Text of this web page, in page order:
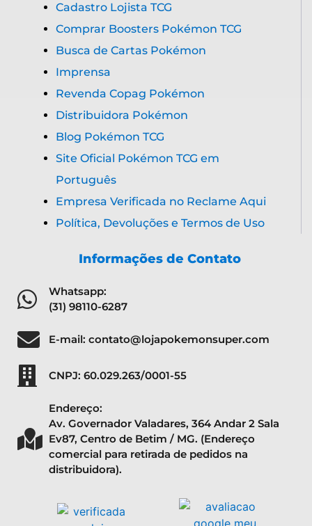
Cadastro Lojista TCG
Comprar Boosters Pokémon TCG
Busca de Cartas Pokémon
Imprensa
Revenda Copag Pokémon
Distribuidora Pokémon
Blog Pokémon TCG
Site Oficial Pokémon TCG em
Português
Empresa Verificada no Reclame Aqui
Política, Devoluções e Termos de Uso
Informações de Contato
Whatsapp:
(31) 98110-6287
E-mail: contato@lojapokemonsuper.com
CNPJ: 60.029.263/0001-55
Endereço:
Av. Governador Valadares, 364 Andar 2 Sala
Ev87, Centro de Betim / MG. (Endereço
comercial para retirada de pedidos na
distribuidora).